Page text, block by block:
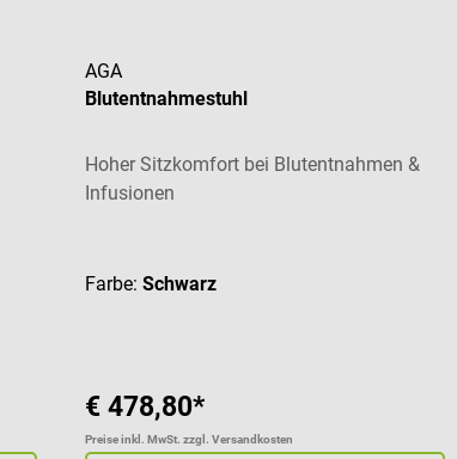
AGA
Blutentnahmestuhl
Hoher Sitzkomfort bei Blutentnahmen &
Infusionen
Farbe: Schwarz
€ 478,80*
Preise inkl. MwSt. zzgl. Versandkosten